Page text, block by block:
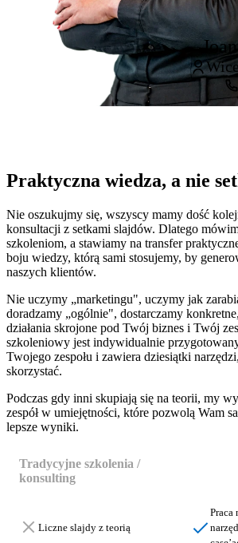
Praktyczna wiedza, a nie
Nie oszukujmy się, wszyscy mamy dość
konsultacji z setkami slajdów. Dlatego
szkoleniom, a stawiamy na transfer
boju wiedzy, którą sami stosujemy, by
naszych klientów.
Nie uczymy „marketingu", uczymy jak
doradzamy „ogólnie", dostarczamy
działania skrojone pod Twój biznes i Twój
szkoleniowy jest indywidualnie
Twojego zespołu i zawiera dziesiątki
skorzystać.
Podczas gdy inni skupiają się na teorii, my
zespół w umiejętności, które pozwolą Wam
lepsze wyniki.
Tradycyjne szkolenia /
konsulting
Liczne slajdy z teorią
Praca